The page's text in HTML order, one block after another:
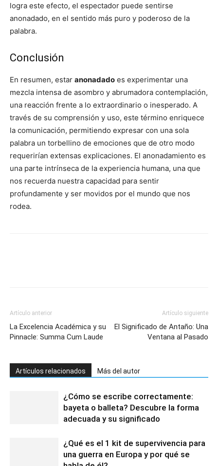
logra este efecto, el espectador puede sentirse
anonadado, en el sentido más puro y poderoso de la
palabra.
Conclusión
En resumen, estar anonadado es experimentar una
mezcla intensa de asombro y abrumadora contemplación,
una reacción frente a lo extraordinario o inesperado. A
través de su comprensión y uso, este término enriquece
la comunicación, permitiendo expresar con una sola
palabra un torbellino de emociones que de otro modo
requerirían extensas explicaciones. El anonadamiento es
una parte intrínseca de la experiencia humana, una que
nos recuerda nuestra capacidad para sentir
profundamente y ser movidos por el mundo que nos
rodea.
Artículo anterior
La Excelencia Académica y su
Pinnacle: Summa Cum Laude
Artículo siguiente
El Significado de Antaño: Una
Ventana al Pasado
Artículos relacionados Más del autor
¿Cómo se escribe correctamente:
bayeta o balleta? Descubre la forma
adecuada y su significado
¿Qué es el 1 kit de supervivencia para
una guerra en Europa y por qué se